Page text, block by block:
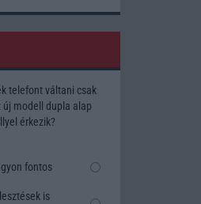
telefont váltani csak
új modell dupla alap
érkezik?
fontos
is